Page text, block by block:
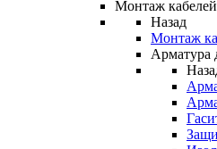
Монтаж кабелей
Назад
Монтаж
Арматура